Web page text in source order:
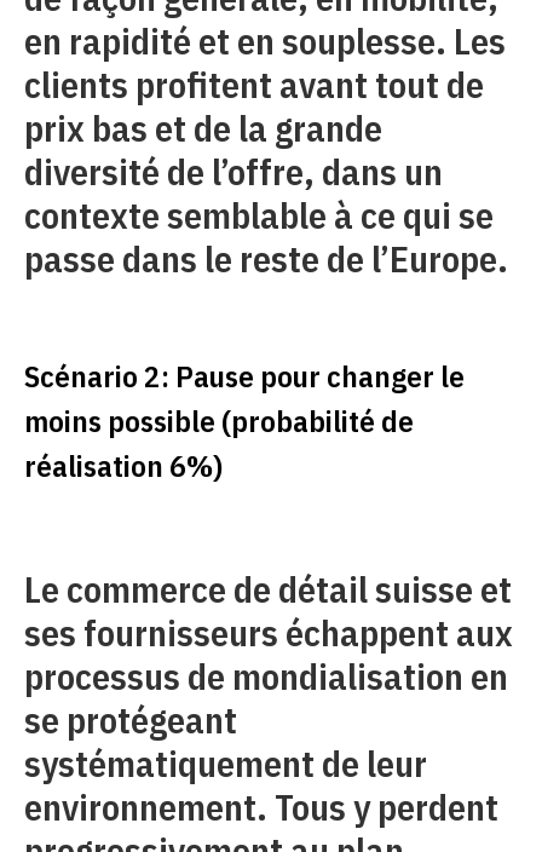
en rapidité et en souplesse. Les
clients profitent avant tout de
prix bas et de la grande
diversité de l’offre, dans un
contexte semblable à ce qui se
passe dans le reste de l’Europe.
Scénario 2: Pause pour changer le
moins possible (probabilité de
réalisation 6%)
Le commerce de détail suisse et
ses fournisseurs échappent aux
processus de mondialisation en
se protégeant
systématiquement de leur
environnement. Tous y perdent